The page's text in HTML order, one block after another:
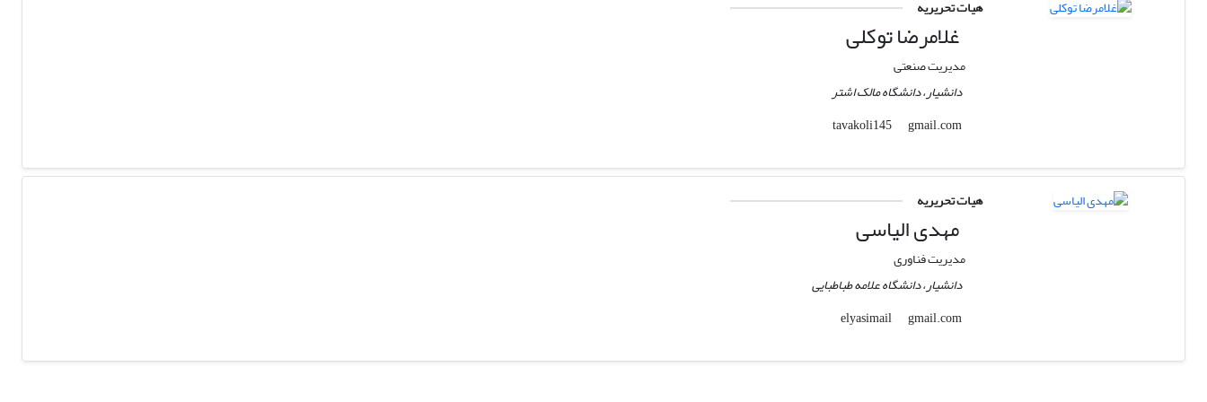
هیات تحریریه
غلامرضا توکلی
مدیریت صنعتی
دانشیار، دانشگاه مالک اشتر
tavakoli145
gmail.com
هیات تحریریه
مهدی الیاسی
مدیریت فناوری
دانشیار، دانشگاه علامه طباطبایی
elyasimail
gmail.com